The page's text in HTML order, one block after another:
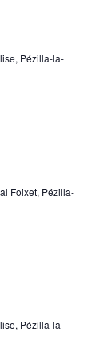
Pézilla-la-
Foixet, Pézilla-
Pézilla-la-